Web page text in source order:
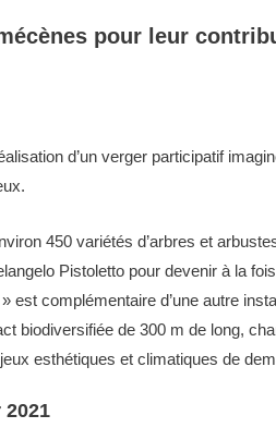
pour leur
d’un verger participatif
450 variétés d’arbres et
Pistoletto pour devenir à la
est complémentaire d’une autre
biodiversifiée de 300 m de long,
esthétiques et climatiques de